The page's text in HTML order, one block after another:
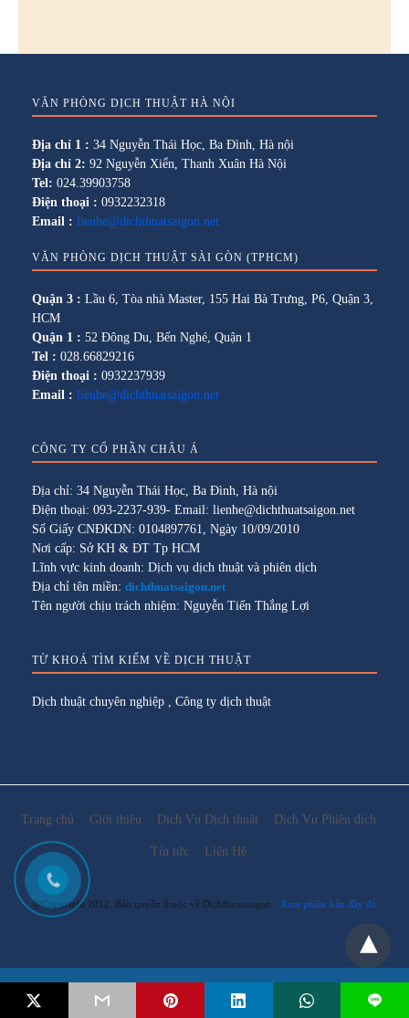
Email: lienhe@dichthuatsaigon.net
VĂN PHÒNG DỊCH THUẬT HÀ NỘI
Địa chỉ 1 : 34 Nguyễn Thái Học, Ba Đình, Hà nội
Địa chỉ 2: 92 Nguyễn Xiển, Thanh Xuân Hà Nội
Tel: 024.39903758
Điện thoại : 0932232318
Email : lienhe@dichthuatsaigon.net
VĂN PHÒNG DỊCH THUẬT SÀI GÒN (TPHCM)
Quận 3 : Lầu 6, Tòa nhà Master, 155 Hai Bà Trưng, P6, Quận 3,
HCM
Quận 1 : 52 Đông Du, Bến Nghé, Quận 1
Tel : 028.66829216
Điện thoại : 0932237939
Email : lienhe@dichthuatsaigon.net
CÔNG TY CỔ PHẦN CHÂU Á
Địa chỉ: 34 Nguyễn Thái Học, Ba Đình, Hà nội
Điện thoại: 093-2237-939- Email: lienhe@dichthuatsaigon.net
Số Giấy CNĐKDN: 0104897761, Ngày 10/09/2010
Nơi cấp: Sở KH & ĐT Tp HCM
Lĩnh vực kinh doanh: Dịch vụ dịch thuật và phiên dịch
Địa chỉ tên miền: dichthuatsaigon.net
Tên người chịu trách nhiệm: Nguyễn Tiến Thắng Lợi
TỪ KHOÁ TÌM KIẾM VỀ DỊCH THUẬT
Dịch thuật chuyên nghiệp Công ty dịch thuật
Trang chủ Giới thiệu Dịch Vụ Dịch thuật Dịch Vụ Phiên dịch
Tin tức Liên Hệ
@Copyright 2012. Bản quyền thuộc về Dichthuatsaigon Xem phiên bản đầy đủ
L